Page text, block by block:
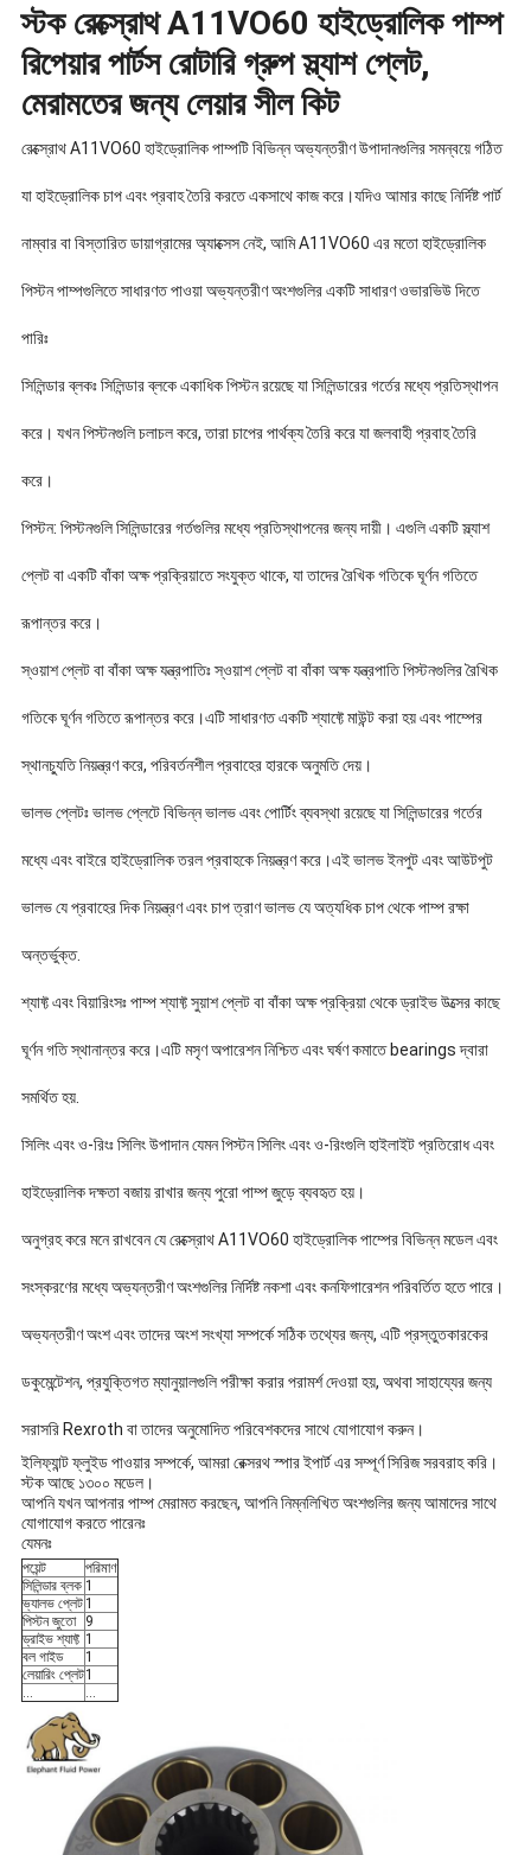
স্টক রেক্স্রোথ A11VO60 হাইড্রোলিক পাম্প
রিপেয়ার পার্টস রোটারি গ্রুপ স্ল্যাশ প্লেট,
মেরামতের জন্য লেয়ার সীল কিট
রেক্স্রোথ A11VO60 হাইড্রোলিক পাম্পটি বিভিন্ন অভ্যন্তরীণ উপাদানগুলির সমন্বয়ে গঠিত
যা হাইড্রোলিক চাপ এবং প্রবাহ তৈরি করতে একসাথে কাজ করে।যদিও আমার কাছে নির্দিষ্ট পার্ট
নাম্বার বা বিস্তারিত ডায়াগ্রামের অ্যাক্সেস নেই, আমি A11VO60 এর মতো হাইড্রোলিক
পিস্টন পাম্পগুলিতে সাধারণত পাওয়া অভ্যন্তরীণ অংশগুলির একটি সাধারণ ওভারভিউ দিতে
পারিঃ
সিলিন্ডার ব্লকঃ সিলিন্ডার ব্লকে একাধিক পিস্টন রয়েছে যা সিলিন্ডারের গর্তের মধ্যে প্রতিস্থাপন
করে। যখন পিস্টনগুলি চলাচল করে, তারা চাপের পার্থক্য তৈরি করে যা জলবাহী প্রবাহ তৈরি
করে।
পিস্টন: পিস্টনগুলি সিলিন্ডারের গর্তগুলির মধ্যে প্রতিস্থাপনের জন্য দায়ী। এগুলি একটি স্ল্যাশ
প্লেট বা একটি বাঁকা অক্ষ প্রক্রিয়াতে সংযুক্ত থাকে, যা তাদের রৈখিক গতিকে ঘূর্ণন গতিতে
রূপান্তর করে।
স্ওয়াশ প্লেট বা বাঁকা অক্ষ যন্ত্রপাতিঃ স্ওয়াশ প্লেট বা বাঁকা অক্ষ যন্ত্রপাতি পিস্টনগুলির রৈখিক
গতিকে ঘূর্ণন গতিতে রূপান্তর করে।এটি সাধারণত একটি শ্যাফ্টে মাউন্ট করা হয় এবং পাম্পের
স্থানচ্যুতি নিয়ন্ত্রণ করে, পরিবর্তনশীল প্রবাহের হারকে অনুমতি দেয়।
ভালভ প্লেটঃ ভালভ প্লেটে বিভিন্ন ভালভ এবং পোর্টিং ব্যবস্থা রয়েছে যা সিলিন্ডারের গর্তের
মধ্যে এবং বাইরে হাইড্রোলিক তরল প্রবাহকে নিয়ন্ত্রণ করে।এই ভালভ ইনপুট এবং আউটপুট
ভালভ যে প্রবাহের দিক নিয়ন্ত্রণ এবং চাপ ত্রাণ ভালভ যে অত্যধিক চাপ থেকে পাম্প রক্ষা
অন্তর্ভুক্ত.
শ্যাফ্ট এবং বিয়ারিংসঃ পাম্প শ্যাফ্ট সুয়াশ প্লেট বা বাঁকা অক্ষ প্রক্রিয়া থেকে ড্রাইভ উত্সের কাছে
ঘূর্ণন গতি স্থানান্তর করে।এটি মসৃণ অপারেশন নিশ্চিত এবং ঘর্ষণ কমাতে bearings দ্বারা
সমর্থিত হয়.
সিলিং এবং ও-রিংঃ সিলিং উপাদান যেমন পিস্টন সিলিং এবং ও-রিংগুলি হাইলাইট প্রতিরোধ এবং
হাইড্রোলিক দক্ষতা বজায় রাখার জন্য পুরো পাম্প জুড়ে ব্যবহৃত হয়।
অনুগ্রহ করে মনে রাখবেন যে রেক্স্রোথ A11VO60 হাইড্রোলিক পাম্পের বিভিন্ন মডেল এবং
সংস্করণের মধ্যে অভ্যন্তরীণ অংশগুলির নির্দিষ্ট নকশা এবং কনফিগারেশন পরিবর্তিত হতে পারে।
অভ্যন্তরীণ অংশ এবং তাদের অংশ সংখ্যা সম্পর্কে সঠিক তথ্যের জন্য, এটি প্রস্তুতকারকের
ডকুমেন্টেশন, প্রযুক্তিগত ম্যানুয়ালগুলি পরীক্ষা করার পরামর্শ দেওয়া হয়, অথবা সাহায্যের জন্য
সরাসরি Rexroth বা তাদের অনুমোদিত পরিবেশকদের সাথে যোগাযোগ করুন।
ইলিফ্যান্ট ফ্লুইড পাওয়ার সম্পর্কে, আমরা রেক্সরথ স্পার ইপার্ট এর সম্পূর্ণ সিরিজ সরবরাহ করি।
স্টক আছে ১৩০০ মডেল।
আপনি যখন আপনার পাম্প মেরামত করছেন, আপনি নিম্নলিখিত অংশগুলির জন্য আমাদের সাথে
যোগাযোগ করতে পারেনঃ
যেমনঃ
পয়েন্ট
পরিমাণ
সিলিন্ডার ব্লক 1
ভ্যালভ প্লেট 1
পিস্টন জুতো
9
ড্রাইভ শ্যাফ্ট 1
বল গাইড
1
লেয়ারিং প্লেট1
...
...